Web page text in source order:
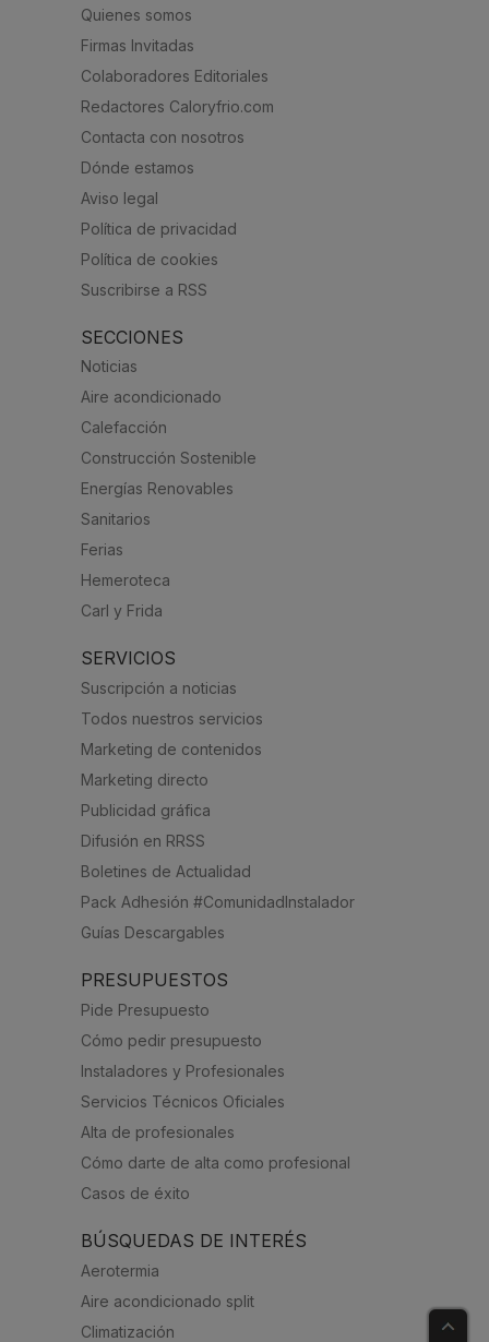
Quienes somos
Firmas Invitadas
Colaboradores Editoriales
Redactores Caloryfrio.com
Contacta con nosotros
Dónde estamos
Aviso legal
Política de privacidad
Política de cookies
Suscribirse a RSS
SECCIONES
Noticias
Aire acondicionado
Calefacción
Construcción Sostenible
Energías Renovables
Sanitarios
Ferias
Hemeroteca
Carl y Frida
SERVICIOS
Suscripción a noticias
Todos nuestros servicios
Marketing de contenidos
Marketing directo
Publicidad gráfica
Difusión en RRSS
Boletines de Actualidad
Pack Adhesión #ComunidadInstalador
Guías Descargables
PRESUPUESTOS
Pide Presupuesto
Cómo pedir presupuesto
Instaladores y Profesionales
Servicios Técnicos Oficiales
Alta de profesionales
Cómo darte de alta como profesional
Casos de éxito
BÚSQUEDAS DE INTERÉS
Aerotermia
Aire acondicionado split
Climatización